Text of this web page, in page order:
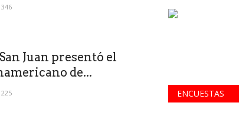
346
Juan presentó el
de...
225 ENCUESTAS